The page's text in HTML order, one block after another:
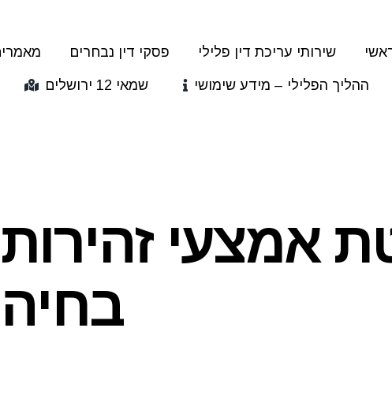
שירותי עריכת דין פלילי פסקי דין נבחרים
ההליך הפלילי – מידע שימושי שמאי 12 ירושלים
אמצעי זהירות
בחיה